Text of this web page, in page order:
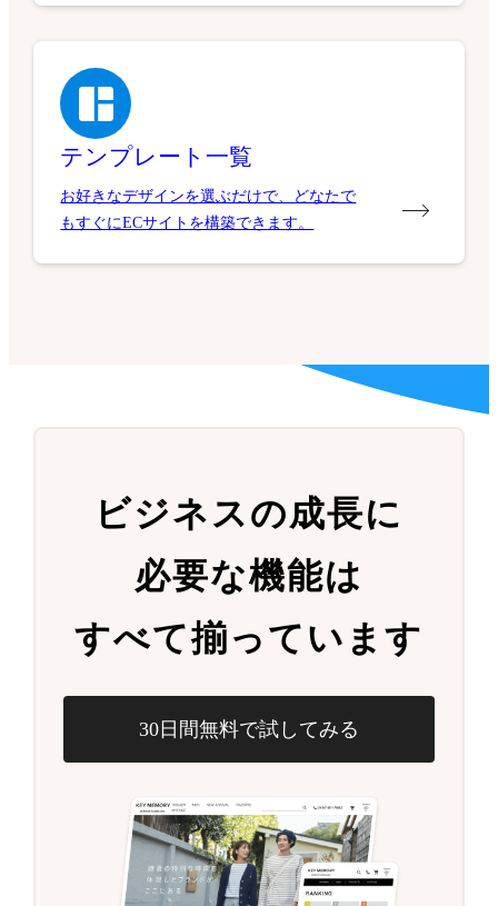
テンプレート一覧
お好きなデザインを選ぶだけで、どなたで
もすぐにECサイトを構築できます。
ビジネスの成長に
必要な機能は
すべて揃っています
30日間無料で試してみる